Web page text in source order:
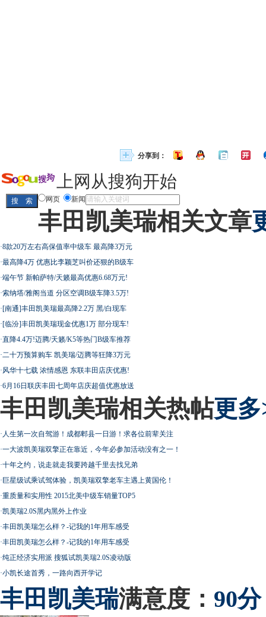
分享到：
上网从搜狗开始
网页 新闻
丰田凯美瑞相关文章
·8款20万左右高保值率中级车 最高降3万元
·最高降4万 优惠比李颖芝叫价还狠的B级车
·端午节 新帕萨特/天籁最高优惠6.68万元!
·索纳塔/雅阁当道 分区空调B级车降3.5万!
·[南通]丰田凯美瑞最高降2.2万 黑/白现车
·[临汾]丰田凯美瑞现金优惠1万 部分现车!
·直降4.4万!迈腾/天籁/K5等热门B级车推荐
·二十万预算购车 凯美瑞/迈腾等狂降3万元
· 风华十七载 浓情感恩 东联丰田店庆优惠!
·6月16日联庆丰田七周年店庆超值优惠放送
丰田凯美瑞相关热帖更
· 人生第一次自驾游！成都郫县一日游！求各位前辈关注
·一大波凯美瑞双擎正在靠近，今年必参加活动没有之一！
·十年之约，说走就走我要跨越千里去找兄弟
·巨星级试乘试驾体验，凯美瑞双擎老车主遇上黄国伦！
·重质量和实用性 2015北美中级车销量TOP5
·凯美瑞2.0S黑内黑外上作业
·丰田凯美瑞怎么样？-记我的1年用车感受
·丰田凯美瑞怎么样？-记我的1年用车感受
·纯正经济实用派 搜狐试凯美瑞2.0S凌动版
·小凯长途首秀，一路向西开学记
丰田 凯美瑞满意度： 90分